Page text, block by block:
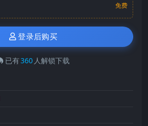
免费
登录后购买
已有360 人解锁下载